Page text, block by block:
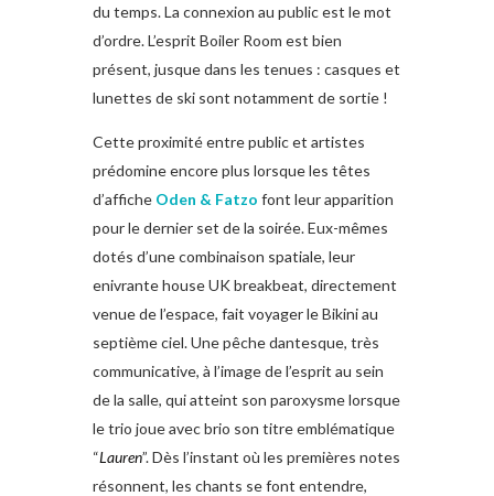
du temps. La connexion au public est le mot
d’ordre. L’esprit Boiler Room est bien
présent, jusque dans les tenues : casques et
lunettes de ski sont notamment de sortie !
Cette proximité entre public et artistes
prédomine encore plus lorsque les têtes
d’affiche Oden & Fatzo font leur apparition
pour le dernier set de la soirée. Eux-mêmes
dotés d’une combinaison spatiale, leur
enivrante house UK breakbeat, directement
venue de l’espace, fait voyager le Bikini au
septième ciel. Une pêche dantesque, très
communicative, à l’image de l’esprit au sein
de la salle, qui atteint son paroxysme lorsque
le trio joue avec brio son titre emblématique
“Lauren”. Dès l’instant où les premières notes
résonnent, les chants se font entendre,